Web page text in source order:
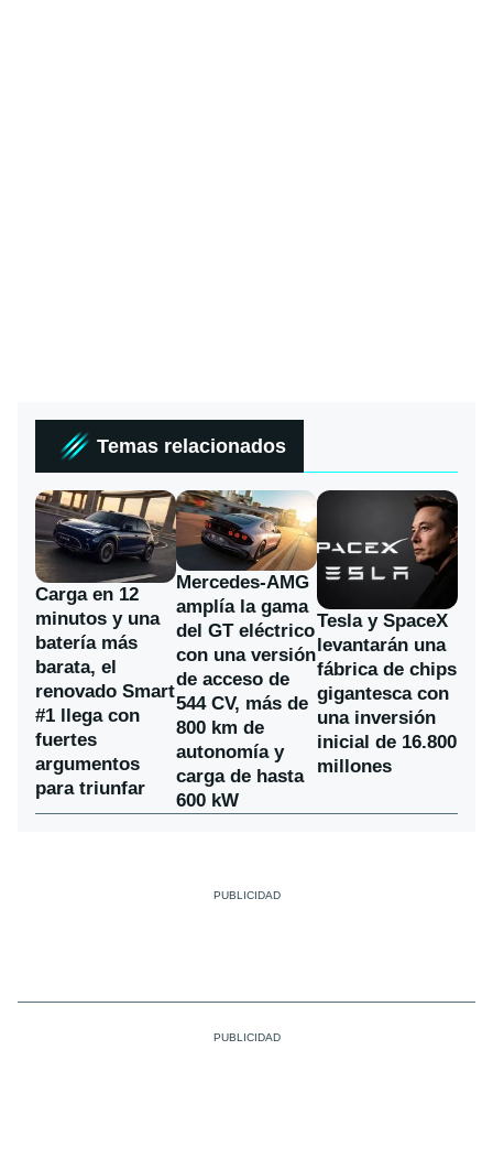
Temas relacionados
Carga en 12
minutos y una
batería más
barata, el
renovado Smart
#1 llega con
fuertes
argumentos
para triunfar
Mercedes-AMG
amplía la gama
del GT eléctrico
con una versión
de acceso de
544 CV, más de
800 km de
autonomía y
carga de hasta
600 kW
Tesla y SpaceX
levantarán una
fábrica de chips
gigantesca con
una inversión
inicial de 16.800
millones